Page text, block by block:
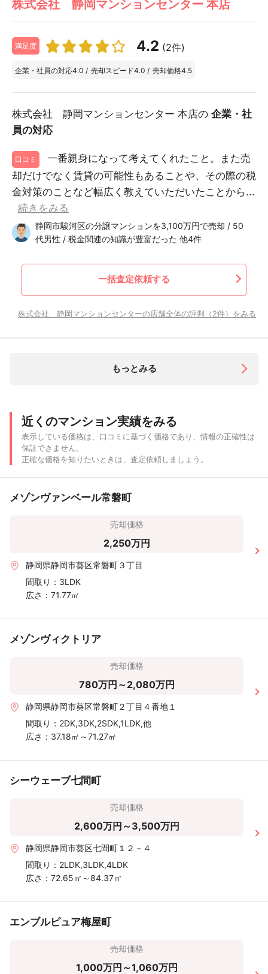
株式会社 静岡マンションセンター 本店
満足度 4.2 (2件)
企業・社員の対応4.0 / 売却スピード4.0 / 売却価格4.5
株式会社 静岡マンションセンター 本店の 企業・社
員の対応
口コミ
一番親身になって考えてくれたこと。また売
却だけでなく賃貸の可能性もあることや、その際の税
金対策のことなど幅広く教えていただいたことから...
続きをみる
静岡市駿河区の分譲マンションを3,100万円で売却 / 50
代男性 / 税金関連の知識が豊富だった 他4件
一括査定依頼する
株式会社 静岡マンションセンターの店舗全体の評判（2件）をみる
もっとみる
近くのマンション実績をみる
表示している価格は、口コミに基づく価格であり、情報の正確性は
保証できません。
正確な価格を知りたいときは、査定依頼しましょう。
メゾンヴァンベール常磐町
売却価格
2,250万円
静岡県静岡市葵区常磐町３丁目
間取り： 3LDK
広さ： 71.77㎡
メゾンヴィクトリア
売却価格
780万円～2,080万円
静岡県静岡市葵区常磐町２丁目４番地１
間取り： 2DK,3DK,2SDK,1LDK,他
広さ： 37.18㎡～71.27㎡
シーウェーブ七間町
売却価格
2,600万円～3,500万円
静岡県静岡市葵区七間町１２－４
間取り： 2LDK,3LDK,4LDK
広さ： 72.65㎡～84.37㎡
エンブルピュア梅屋町
売却価格
1,000万円～1,060万円